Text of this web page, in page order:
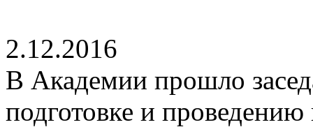
2.12.2016
В Академии прошло
подготовке и